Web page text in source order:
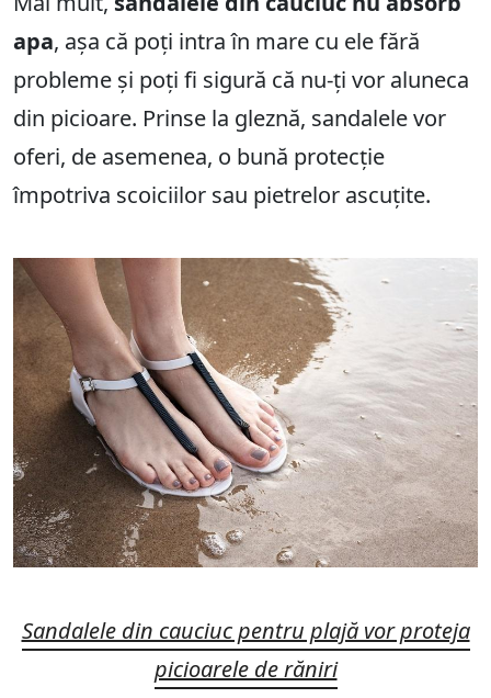
apa, așa că poți intra în mare cu ele fără
probleme și poți fi sigură că nu-ți vor aluneca
din picioare. Prinse la gleznă, sandalele vor
oferi, de asemenea, o bună protecție
împotriva scoiciilor sau pietrelor ascuțite.
Sandalele din cauciuc pentru plajă vor proteja
picioarele de răniri